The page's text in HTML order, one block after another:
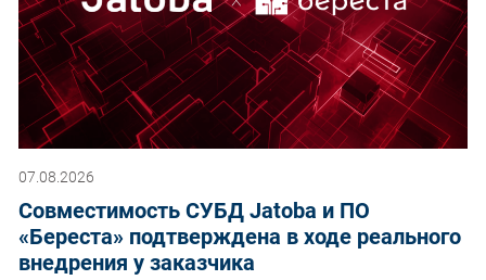
07.08.2026
Совместимость СУБД Jatoba и ПО
«Береста» подтверждена в ходе реального
внедрения у заказчика